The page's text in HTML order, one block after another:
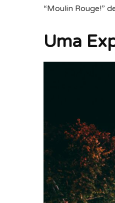
“Moulin Rouge!”
Uma